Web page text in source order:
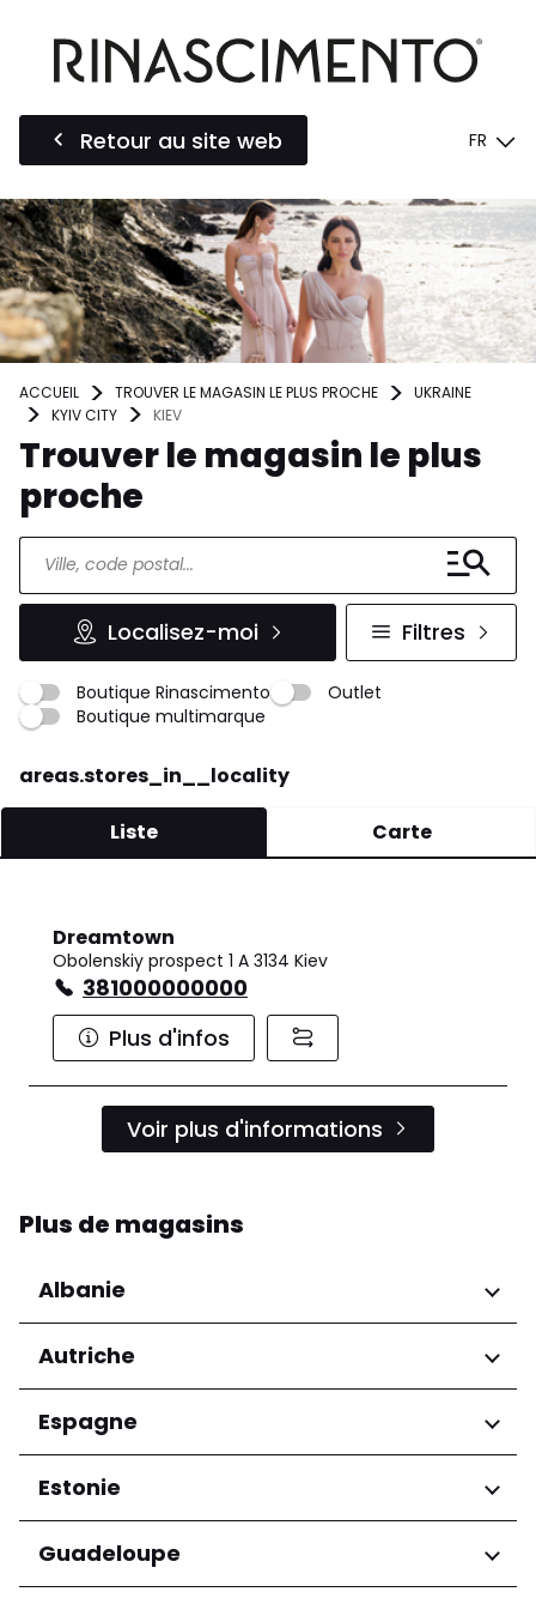
Retour au site web FR
ACCUEIL TROUVER LE MAGASIN LE PLUS PROCHE
UKRAINE
KYIV CITY
KIEV
Trouver le magasin le plus
proche
Localisez-moi Filtres
Boutique Rinascimento
Outlet
Boutique multimarque
areas.stores_in__locality
Liste Carte
Dreamtown
Obolenskiy prospect 1 A 3134 Kiev
381000000000
Plus d'infos
Voir plus d'informations
Plus de magasins
Albanie
Régions
Préfecture de Tirana
Autriche
Régions
Niederösterreich
Salzburg
Wien
Espagne
Régions
Andalucía
Estonie
Régions
Harju maakond
Guadeloupe